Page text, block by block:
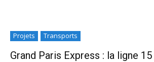
Projets Transports
Grand Paris Express : la ligne